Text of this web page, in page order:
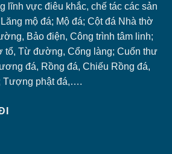
lĩnh vực điêu khắc, chế tác các sản
mộ đá; Mộ đá; Cột đá Nhà thờ
Bảo điện, Công trình tâm linh;
tổ, Từ đường, Cổng làng; Cuốn thư
đá, Rồng đá, Chiếu Rồng đá,
Tượng phật đá,….